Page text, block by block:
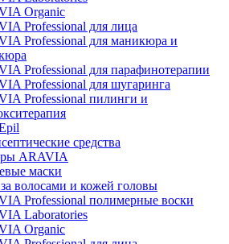
Organic
Professional для лица
Professional для маникюра и
Professional для парафинотерапии
Professional для шугаринга
Professional пилинги и
средства
ARAVIA
маски
волосами и кожей головы
Professional полимерные воски
Laboratories
Organic